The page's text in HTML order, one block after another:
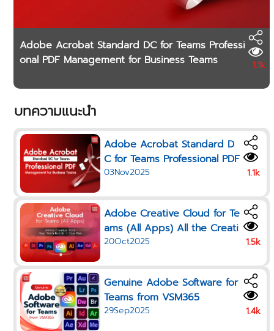
Adobe Acrobat Standard DC for Teams Professi
onal PDF Management for Business Teams
1.1k
บทความแนะนำ
Adobe Acrobat Standard D
C for Teams Professional PDF
Management for Business Te
03Nov2025 1.1k
Adobe Creative Cloud for Te
ams (All Apps) All the Creati
ve Tools Your Team Needs i
20Oct2025 1.5k
Genuine Adobe Software for
Teams from VSM365
29Sep2025 1.4k